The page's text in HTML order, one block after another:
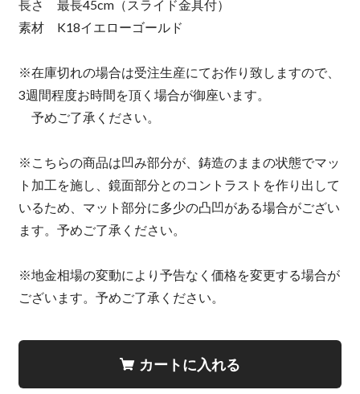
長さ 最長45cm（スライド金具付）
素材 K18イエローゴールド
※在庫切れの場合は受注生産にてお作り致しますので、
3週間程度お時間を頂く場合が御座います。
予めご了承ください。
※こちらの商品は凹み部分が、鋳造のままの状態でマッ
ト加工を施し、鏡面部分とのコントラストを作り出して
いるため、マット部分に多少の凸凹がある場合がござい
ます。予めご了承ください。
※地金相場の変動により予告なく価格を変更する場合が
ございます。予めご了承ください。
カートに入れる